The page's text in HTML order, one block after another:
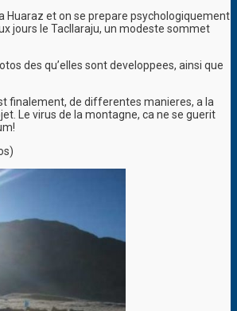
Huaraz et on se prepare psychologiquement
jours le Tacllaraju, un modeste sommet
des qu’elles sont developpees, ainsi que
finalement, de differentes manieres, a la
Le virus de la montagne, ca ne se guerit